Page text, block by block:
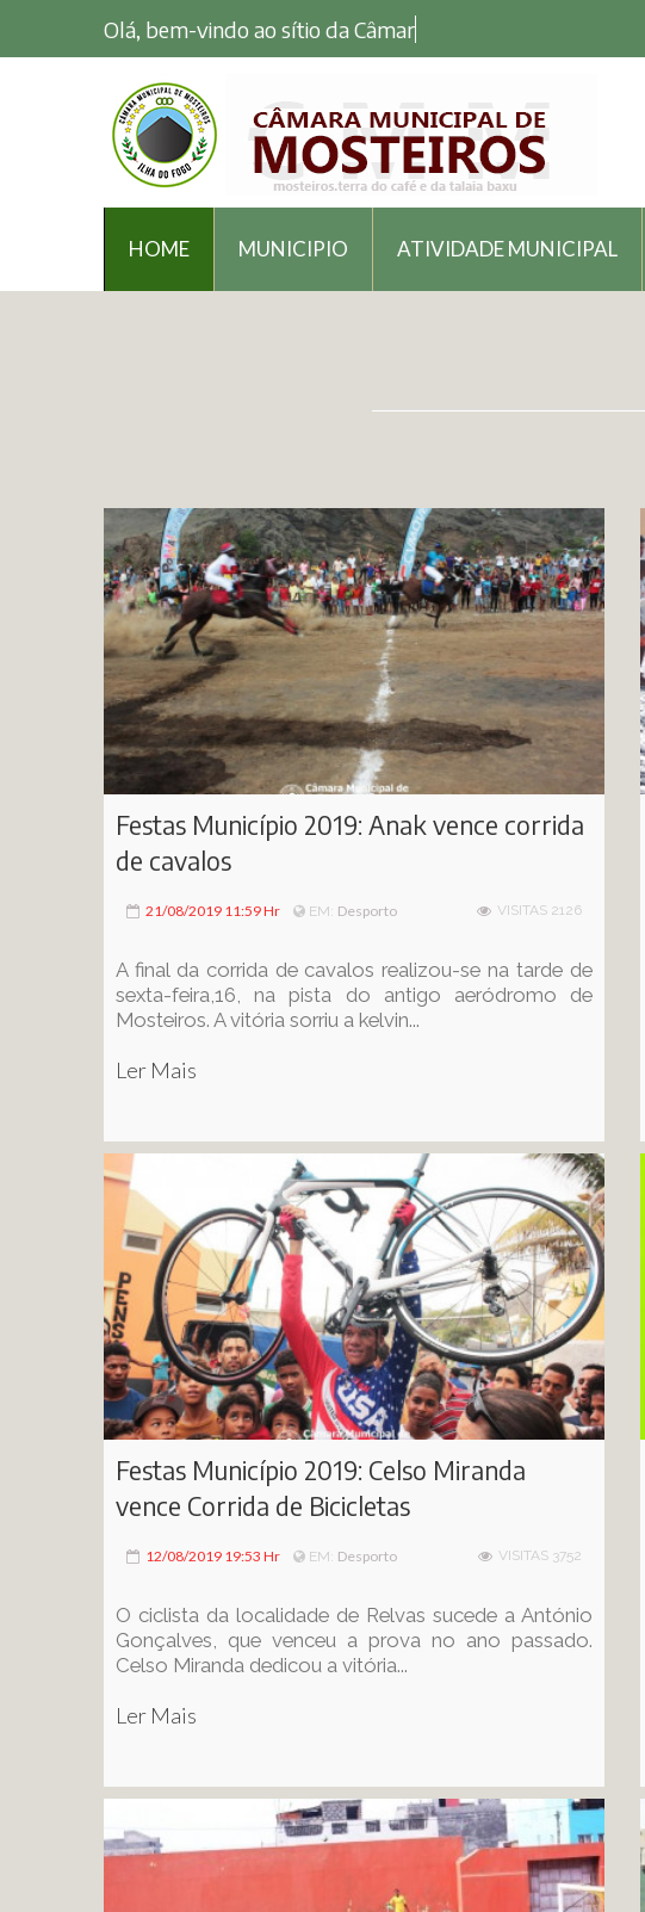
Olá, bem-vindo ao sítio da Câmara Munic
HOME MUNICIPIO ATIVIDADE MUNICIPAL
Festas Município 2019: Anak vence corrida
de cavalos
21/08/2019 11:59 Hr EM: Desporto VISITAS 2126
A final da corrida de cavalos realizou-se na tarde de
sexta-feira,16, na pista do antigo aeródromo de
Mosteiros. A vitória sorriu a kelvin...
Ler Mais
Festas Município 2019: Celso Miranda
vence Corrida de Bicicletas
12/08/2019 19:53 Hr EM: Desporto VISITAS 3752
O ciclista da localidade de Relvas sucede a António
Gonçalves, que venceu a prova no ano passado.
Celso Miranda dedicou a vitória...
Ler Mais